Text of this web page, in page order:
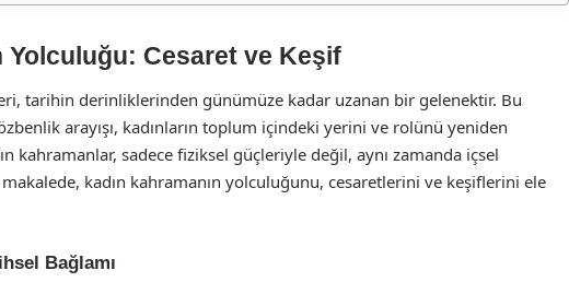
Yolculuğu: Cesaret ve Keşif
tarihin derinliklerinden günümüze kadar uzanan bir gelenektir. Bu
arayışı, kadınların toplum içindeki yerini ve rolünü yeniden
kahramanlar, sadece fiziksel güçleriyle değil, aynı zamanda içsel
kadın kahramanın yolculuğunu, cesaretlerini ve keşiflerini ele
Bağlamı